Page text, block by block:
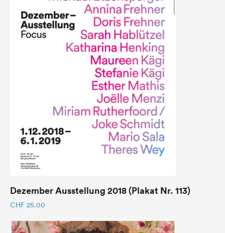
Dezember Ausstellung 2018 (Plakat Nr. 113)
CHF 25.00